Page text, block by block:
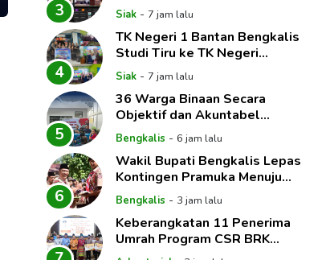
3
Anomali Hak Politik dan
Dinamika Pemilih
Siak - 7 jam lalu
4
TK Negeri 1 Bantan Bengkalis
Studi Tiru ke TK Negeri
Pembina Mempura, Dalami
Implementasi Pembelajaran
Mendalam
Siak - 7 jam lalu
5
36 Warga Binaan Secara
Objektif dan Akuntabel
Mendapat Hak Integrasi
Melalui Sidang
Bengkalis - 6 jam lalu
6
Wakil Bupati Bengkalis Lepas
Kontingen Pramuka Menuju
Jambore Nasional XII Tahun
2026
Bengkalis - 3 jam lalu
Keberangkatan 11 Penerima
Umrah Program CSR BRK
Syariah dan PT Riau Petroleum